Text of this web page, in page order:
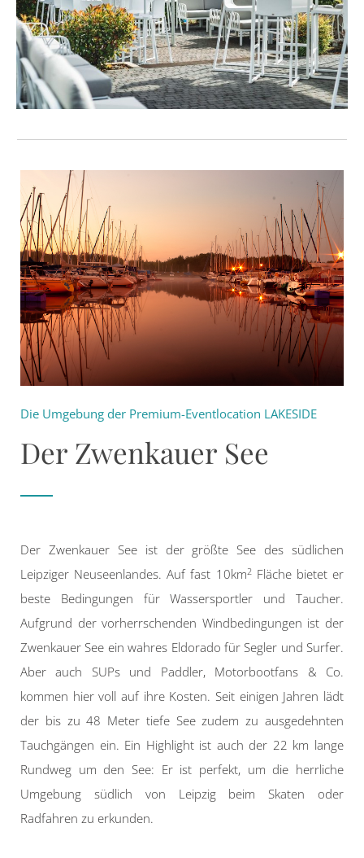
Die Umgebung der Premium-Eventlocation LAKESIDE
Der Zwenkauer See
Der Zwenkauer See ist der größte See des südlichen
Leipziger Neuseenlandes. Auf fast 10km2Fläche bietet er
beste Bedingungen für Wassersportler und Taucher.
Aufgrund der vorherrschenden Windbedingungen ist der
Zwenkauer See ein wahres Eldorado für Segler und Surfer.
Aber auch SUPs und Paddler, Motorbootfans & Co.
kommen hier voll auf ihre Kosten. Seit einigen Jahren lädt
der bis zu 48 Meter tiefe See zudem zu ausgedehnten
Tauchgängen ein. Ein Highlight ist auch der 22 km lange
Rundweg um den See: Er ist perfekt, um die herrliche
Umgebung südlich von Leipzig beim Skaten oder
Radfahren zu erkunden.